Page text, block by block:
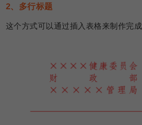
2、多行标题
这个方式可以通过插入表格来制作完成